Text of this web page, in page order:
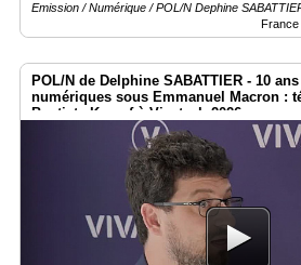
Emission / Numérique / POL/N Dephine
France |
POL/N de Delphine SABATTIER - 10
numériques sous Emmanuel Macron :
Baptiste Kempf à Vivatech 2026